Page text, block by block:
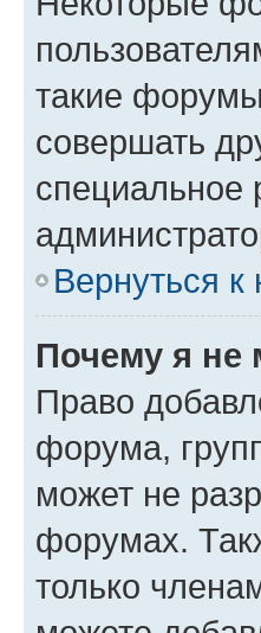
такие
совершать
специальное
Вернуться к
Почему я не
Право
форума,
может не
форумах.
только